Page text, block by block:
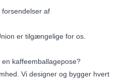
af
er tilgængelige for os.
kaffeemballagepose?
Vi designer og bygger hvert